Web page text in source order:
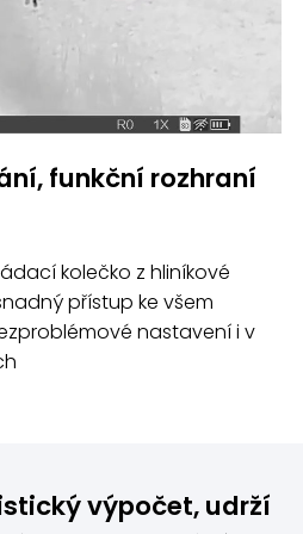
funkční rozhraní
kolečko z hliníkové
přístup ke všem
nastavení i v
výpočet, udrží